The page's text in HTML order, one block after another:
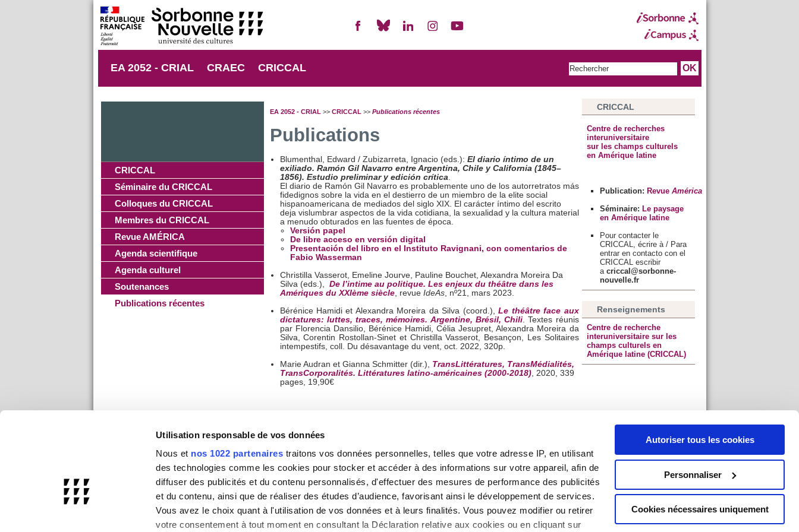
Utilisation responsable de vos données
Nous et nos 1022 partenaires traitons vos données personnelles, telles que votre adresse IP, en utilisant
des technologies comme les cookies pour stocker et accéder à des informations sur votre appareil, afin de
diffuser des publicités et du contenu personnalisés, d'effectuer des mesures de performance des publicités
et du contenu, ainsi que de réaliser des études d’audience, favorisant ainsi le développement de services.
Vous avez le choix quant à l'utilisation de vos données et à leurs finalités. Vous pouvez modifier ou retirer
votre consentement à tout moment en consultant la Déclaration relative aux cookies ou en cliquant sur
Autoriser tous les cookies
Personnaliser
Cookies nécessaires uniquement
EA 2052 - CRIAL CRAEC CRICCAL
CRICCAL
Séminaire du CRICCAL
Colloques du CRICCAL
Membres du CRICCAL
Revue AMÉRICA
Agenda scientifique
Agenda culturel
Soutenances
Publications récentes
EA 2052 - CRIAL >> CRICCAL >> Publications récentes
Publications
Blumenthal, Edward / Zubizarreta, Ignacio (eds.): El diario íntimo de un
exiliado. Ramón Gil Navarro entre Argentina, Chile y California (1845–
1856). Estudio preliminar y edición crítica.
El diario de Ramón Gil Navarro es probablemente uno de los autorretratos más
fidedignos sobre la vida en el destierro de un miembro de la elite social
hispanoamericana de mediados del siglo XIX. El carácter íntimo del escrito
deja vislumbrar aspectos de la vida cotidiana, la sexualidad y la cultura material
a menudo obturados en las fuentes de época.
Versión papel
De libre acceso en versión digital
Presentación del libro en el Instituto Ravignani, con comentarios de
Fabio Wasserman
Christilla Vasserot, Emeline Jourve, Pauline Bouchet, Alexandra Moreira Da
Silva (eds.), De l’intime au politique. Les enjeux du théâtre dans les
Amériques du XXIème siècle, revue IdeAs, nº21, mars 2023.
Bérénice Hamidi et Alexandra Moreira da Silva (coord.),Le théâtre face aux
dictatures: luttes, traces, mémoires. Argentine, Brésil, Chili. Textes réunis
par Florencia Dansilio, Bérénice Hamidi, Célia Jesupret, Alexandra Moreira da
Silva, Corentin Rostollan-Sinet et Christilla Vasserot, Besançon, Les Solitaires
intempestifs, coll. Du désavantage du vent, oct. 2022, 320p.
Marie Audran et Gianna Schmitter (dir.), TransLittératures, TransMédialités,
TransCorporalités. Littératures latino-américaines (2000-2018), 2020, 339
pages, 19,90€
RevueAmérica - Cahiers du CRICCAL
CRICCAL
Centre de recherches
interuniversitaire
sur les champs culturels
en Amérique latine
Publication: Revue América
Séminaire: Le paysage
en Amérique latine
Pour contacter le
CRICCAL, écrire à / Para
entrar en contacto con el
CRICCAL escribir
a criccal@sorbonne-
nouvelle.fr
Renseignements
Centre de recherche
interuniversitaire sur les
champs culturels en
Amérique latine (CRICCAL)